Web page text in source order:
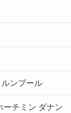
ンプール
ーチミン ダナン